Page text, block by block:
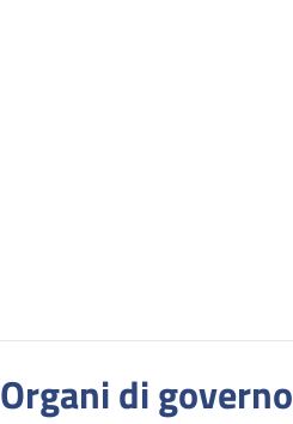
Organi di governo